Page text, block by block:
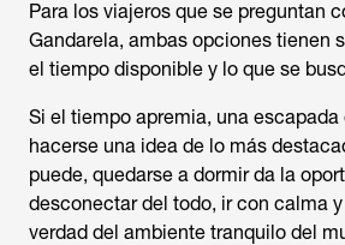
Para los viajeros que se preguntan
Gandarela, ambas opciones tienen
el tiempo disponible y lo que se
Si el tiempo apremia, una
hacerse una idea de lo más
puede, quedarse a dormir da la
desconectar del todo, ir con calma
verdad del ambiente tranquilo del